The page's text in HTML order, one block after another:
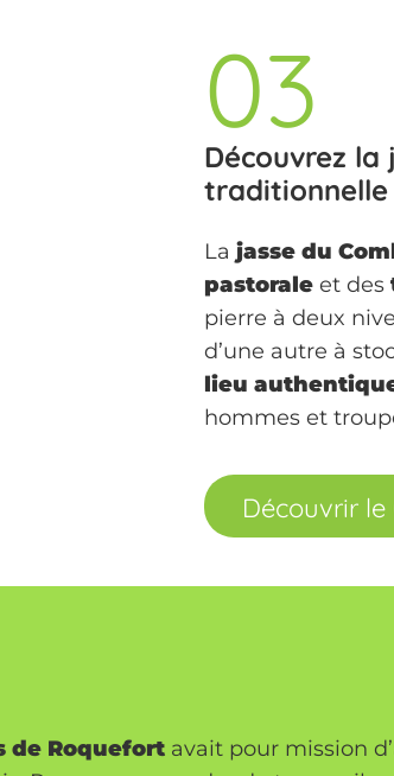
03
Découvrez la
traditionnelle
La jasse du
pastorale et des
pierre à deux
d’une autre à
lieu
hommes et
Découvrir
de Roquefort avait pour mission